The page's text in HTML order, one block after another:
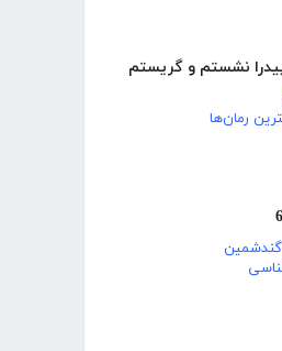
پیدرا نشستم و گریستم
رمان‌ها